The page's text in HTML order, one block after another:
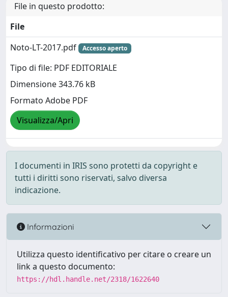
File in questo prodotto:
File
Noto-LT-2017.pdf
Accesso aperto
Tipo di file: PDF EDITORIALE
Dimensione 343.76 kB
Formato Adobe PDF
Visualizza/Apri
I documenti in IRIS sono protetti da copyright e
tutti i diritti sono riservati, salvo diversa
indicazione.
Informazioni
Utilizza questo identificativo per citare o creare un
link a questo documento:
https://hdl.handle.net/2318/1622640